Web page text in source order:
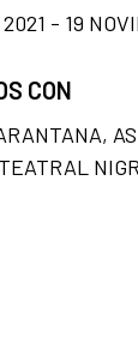
- 19
CON